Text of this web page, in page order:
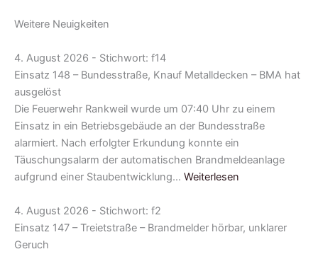
Weitere Neuigkeiten
4. August 2026 - Stichwort: f14
Einsatz 148 – Bundesstraße, Knauf Metalldecken – BMA hat
ausgelöst
Die Feuerwehr Rankweil wurde um 07:40 Uhr zu einem
Einsatz in ein Betriebsgebäude an der Bundesstraße
alarmiert. Nach erfolgter Erkundung konnte ein
Täuschungsalarm der automatischen Brandmeldeanlage
aufgrund einer Staubentwicklung… Weiterlesen
4. August 2026 - Stichwort: f2
Einsatz 147 – Treietstraße – Brandmelder hörbar, unklarer
Geruch